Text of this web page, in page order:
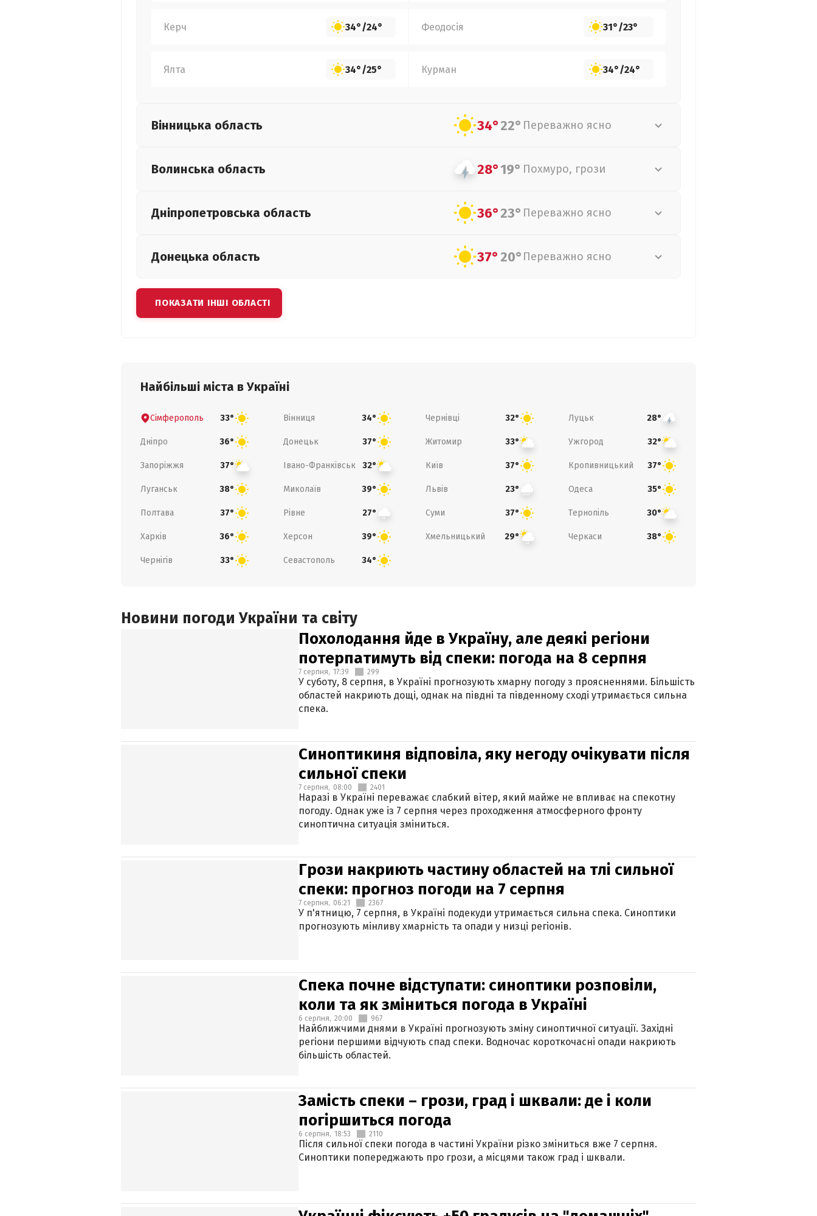
Керч 34°/24° Феодосія 31°/23°
Ялта 34°/25° Курман 34°/24°
Вінницька область 34°22° Переважно ясно
Волинська область 28°19° Похмуро, грози
Дніпропетровська область 36°23° Переважно ясно
Донецька область 37°20° Переважно ясно
ПОКАЗАТИ ІНШІ ОБЛАСТІ
Найбільші міста в Україні
Сімферополь 33° Вінниця 34° Чернівці 32° Луцьк 28°
Дніпро 36° Донецьк 37° Житомир 33° Ужгород 32°
Запоріжжя 37° Івано-Франківськ 32° Київ 37° Кропивницький 37°
Луганськ 38° Миколаїв 39° Львів 23° Одеса 35°
Полтава 37° Рівне 27° Суми 37° Тернопіль 30°
Харків 36° Херсон 39° Хмельницький 29° Черкаси 38°
Чернігів 33° Севастополь 34°
Новини погоди України та світу
Похолодання йде в Україну, але деякі регіони
потерпатимуть від спеки: погода на 8 серпня
7 серпня, 17:39 299
У суботу, 8 серпня, в Україні прогнозують хмарну погоду з проясненнями. Більшість
областей накриють дощі, однак на півдні та південному сході утримається сильна
спека.
Синоптикиня відповіла, яку негоду очікувати після
сильної спеки
7 серпня, 08:00 2401
Наразі в Україні переважає слабкий вітер, який майже не впливає на спекотну
погоду. Однак уже із 7 серпня через проходження атмосферного фронту
синоптична ситуація зміниться.
Грози накриють частину областей на тлі сильної
спеки: прогноз погоди на 7 серпня
7 серпня, 06:21 2367
У п'ятницю, 7 серпня, в Україні подекуди утримається сильна спека. Синоптики
прогнозують мінливу хмарність та опади у низці регіонів.
Спека почне відступати: синоптики розповіли,
коли та як зміниться погода в Україні
6 серпня, 20:00 967
Найближчими днями в Україні прогнозують зміну синоптичної ситуації. Західні
регіони першими відчують спад спеки. Водночас короткочасні опади накриють
більшість областей.
Замість спеки – грози, град і шквали: де і коли
погіршиться погода
6 серпня, 18:53 2110
Після сильної спеки погода в частині України різко зміниться вже 7 серпня.
Синоптики попереджають про грози, а місцями також град і шквали.